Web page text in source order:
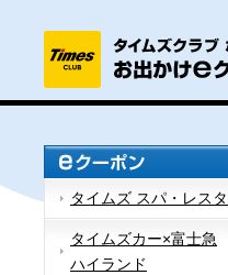
タイムズ スパ・レスタ
タイムズカー×富士急
ハイランド